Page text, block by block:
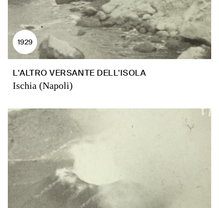
1929
L'ALTRO VERSANTE DELL'ISOLA
Ischia (Napoli)